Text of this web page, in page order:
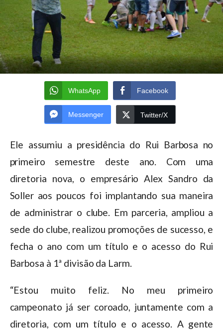
WhatsApp Facebook
Messenger Twitter/X
Ele assumiu a presidência do Rui Barbosa no
primeiro semestre deste ano. Com uma
diretoria nova, o empresário Alex Sandro da
Soller aos poucos foi implantando sua maneira
de administrar o clube. Em parceria, ampliou a
sede do clube, realizou promoções de sucesso, e
fecha o ano com um título e o acesso do Rui
Barbosa à 1ª divisão da Larm.
“Estou muito feliz. No meu primeiro
campeonato já ser coroado, juntamente com a
diretoria, com um título e o acesso. A gente